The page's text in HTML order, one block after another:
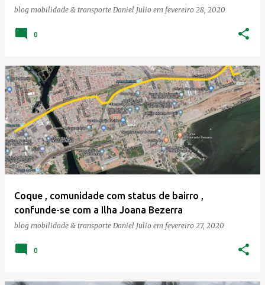
blog mobilidade & transporte Daniel Julio em fevereiro 28, 2020
0
Coque , comunidade com status de bairro ,
confunde-se com a Ilha Joana Bezerra
blog mobilidade & transporte Daniel Julio em fevereiro 27, 2020
0